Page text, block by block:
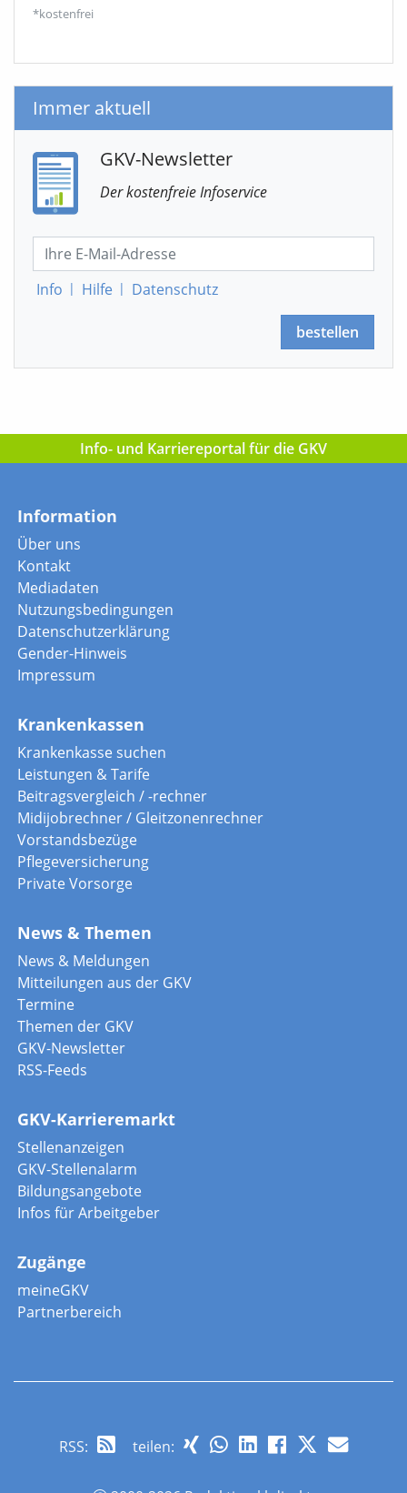
*kostenfrei
Immer aktuell
GKV-Newsletter
Der kostenfreie Infoservice
Info | Hilfe | Datenschutz
bestellen
Info- und Karriereportal für die GKV
Information
Über uns
Kontakt
Mediadaten
Nutzungsbedingungen
Datenschutzerklärung
Gender-Hinweis
Impressum
Krankenkassen
Krankenkasse suchen
Leistungen & Tarife
Beitragsvergleich / -rechner
Midijobrechner / Gleitzonenrechner
Vorstandsbezüge
Pflegeversicherung
Private Vorsorge
News & Themen
News & Meldungen
Mitteilungen aus der GKV
Termine
Themen der GKV
GKV-Newsletter
RSS-Feeds
GKV-Karrieremarkt
Stellenanzeigen
GKV-Stellenalarm
Bildungsangebote
Infos für Arbeitgeber
Zugänge
meineGKV
Partnerbereich
RSS: teilen: